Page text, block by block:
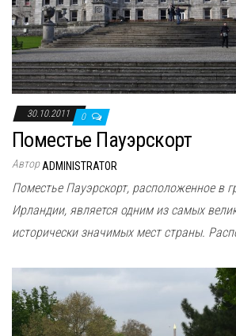
30.10.2011 0
Поместье Пауэрскорт
АвторADMINISTRATOR
Поместье Пауэрскорт, расположенное в
Ирландии, является одним из самых
исторически значимых мест страны.